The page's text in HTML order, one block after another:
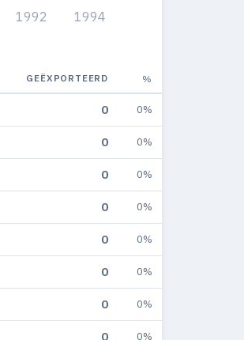
1992 1994
GEËXPORTEERD %
0 0%
0 0%
0 0%
0 0%
0 0%
0 0%
0 0%
0 0%